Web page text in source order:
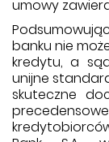
umowy
banku nie
kredytu, a
unijne
skuteczne